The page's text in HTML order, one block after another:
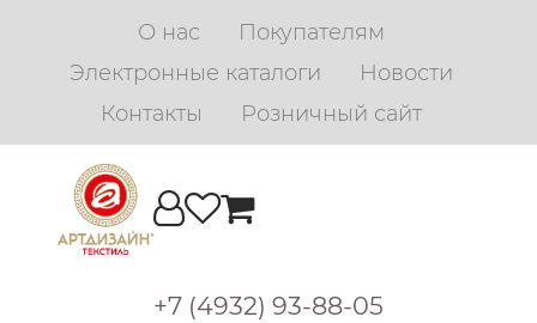
О нас
Покупателям
Электронные каталоги
Новости
Контакты
Розничный сайт
+7 (4932) 93-88-05